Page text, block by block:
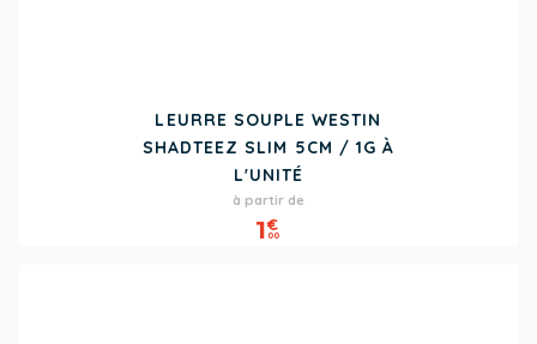
LEURRE SOUPLE WESTIN
SHADTEEZ SLIM 5CM / 1G À
L'UNITÉ
Prix
à partir de
1€
00